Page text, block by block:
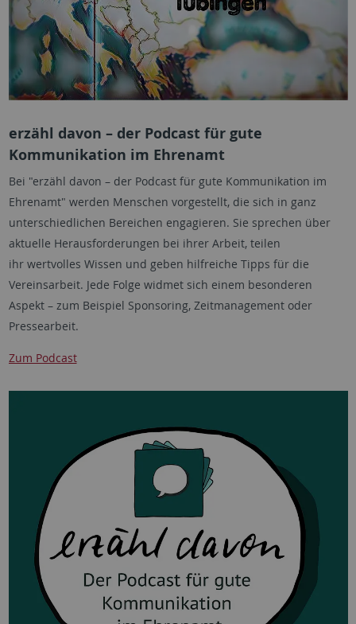
erzähl davon – der Podcast für gute
Kommunikation im Ehrenamt
Bei "erzähl davon – der Podcast für gute Kommunikation im
Ehrenamt" werden Menschen vorgestellt, die sich in ganz
unterschiedlichen Bereichen engagieren. Sie sprechen über
aktuelle Herausforderungen bei ihrer Arbeit, teilen
ihr wertvolles Wissen und geben hilfreiche Tipps für die
Vereinsarbeit. Jede Folge widmet sich einem besonderen
Aspekt – zum Beispiel Sponsoring, Zeitmanagement oder
Pressearbeit.
Zum Podcast